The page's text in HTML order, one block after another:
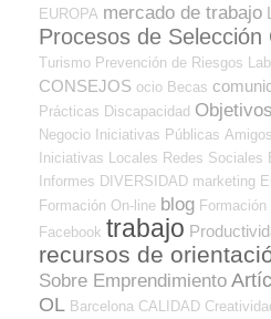
EUROPA mercado de trabajo
Procesos de Selección
Turismo Prevención de Riesgos
CONSEJOS ocio Becas
Prácticas Discapacidad
Negocio Iniciativas Públicas Amigos
Iniciativas Locales Redes Sociales
Informes DIVERSIDAD marketing
Formación On-line blog
Facebook trabajo
recursos de
Sobre Emprendimiento
OL Barcelona CALIDAD